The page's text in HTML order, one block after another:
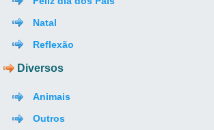
Natal
Reflexão
Diversos
Animais
Outros